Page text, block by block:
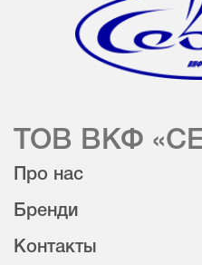
ТОВ ВКФ
Про нас
Бренди
Контакты